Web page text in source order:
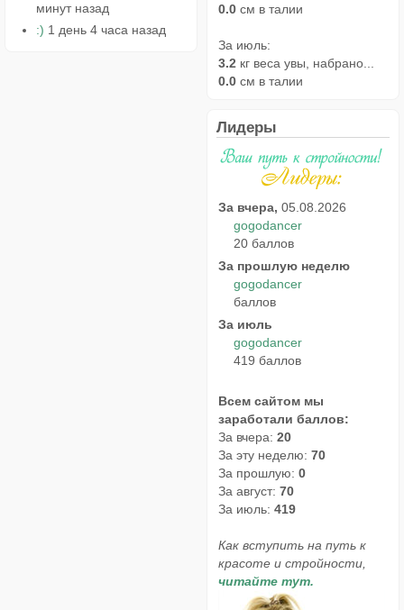
минут назад
:) 1 день 4 часа назад
0.0 см в талии
За июль:
3.2 кг веса увы, набрано...
0.0 см в талии
Лидеры
За вчера, 05.08.2026
gogodancer
20 баллов
За прошлую неделю
gogodancer
баллов
За июль
gogodancer
419 баллов
Всем сайтом мы
заработали баллов:
За вчера: 20
За эту неделю: 70
За прошлую: 0
За август: 70
За июль: 419
Как вступить на путь к
красоте и стройности,
читайте тут.